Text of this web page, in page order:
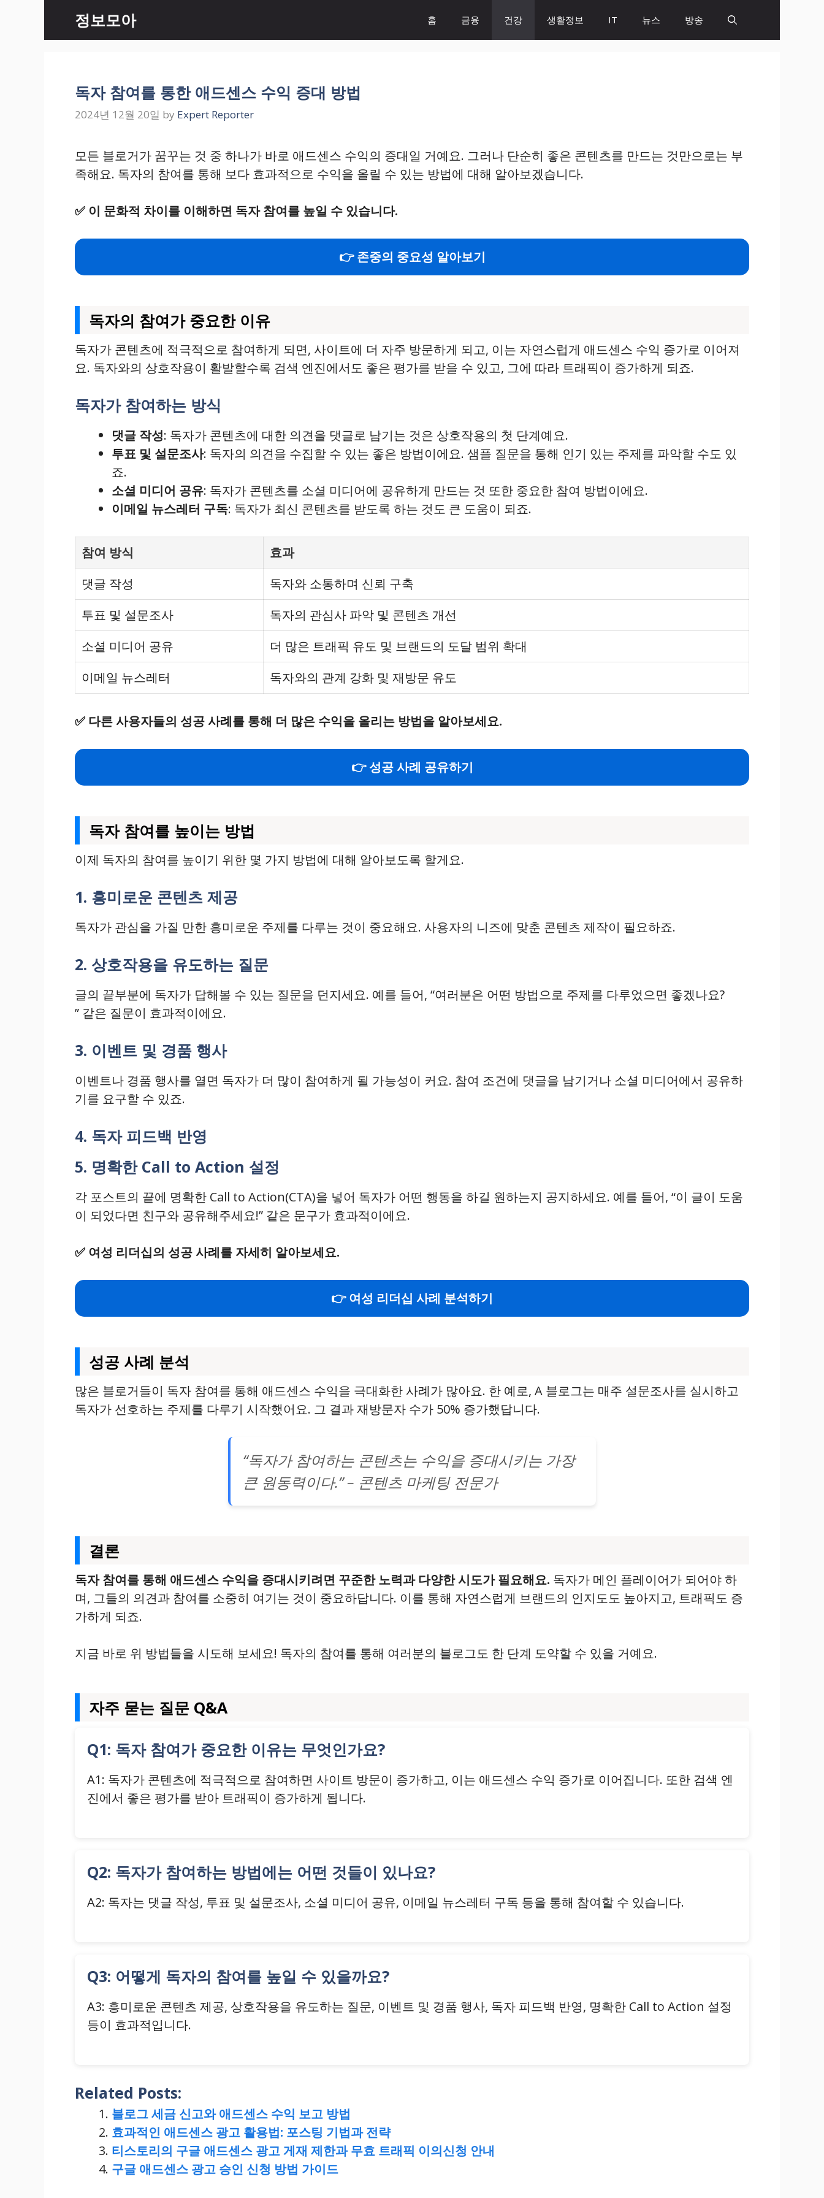
content
정보모아 홈 금융 건강 생활정보 IT 뉴스 방송
독자 참여를 통한 애드센스 수익 증대 방법
2024년 12월 20일 by Expert Reporter
모든 블로거가 꿈꾸는 것 중 하나가 바로 애드센스 수익의 증대일 거예요. 그러나 단순히 좋은 콘텐츠를 만드는 것만으로는 부
족해요. 독자의 참여를 통해 보다 효과적으로 수익을 올릴 수 있는 방법에 대해 알아보겠습니다.
✅ 이 문화적 차이를 이해하면 독자 참여를 높일 수 있습니다.
👉 존중의 중요성 알아보기
독자의 참여가 중요한 이유
독자가 콘텐츠에 적극적으로 참여하게 되면, 사이트에 더 자주 방문하게 되고, 이는 자연스럽게 애드센스 수익 증가로 이어져
요. 독자와의 상호작용이 활발할수록 검색 엔진에서도 좋은 평가를 받을 수 있고, 그에 따라 트래픽이 증가하게 되죠.
독자가 참여하는 방식
댓글 작성: 독자가 콘텐츠에 대한 의견을 댓글로 남기는 것은 상호작용의 첫 단계예요.
투표 및 설문조사: 독자의 의견을 수집할 수 있는 좋은 방법이에요. 샘플 질문을 통해 인기 있는 주제를 파악할 수도 있
죠.
소셜 미디어 공유: 독자가 콘텐츠를 소셜 미디어에 공유하게 만드는 것 또한 중요한 참여 방법이에요.
이메일 뉴스레터 구독: 독자가 최신 콘텐츠를 받도록 하는 것도 큰 도움이 되죠.
참여 방식
효과
댓글 작성
독자와 소통하며 신뢰 구축
투표 및 설문조사
독자의 관심사 파악 및 콘텐츠 개선
소셜 미디어 공유
더 많은 트래픽 유도 및 브랜드의 도달 범위 확대
이메일 뉴스레터
독자와의 관계 강화 및 재방문 유도
✅ 다른 사용자들의 성공 사례를 통해 더 많은 수익을 올리는 방법을 알아보세요.
👉 성공 사례 공유하기
독자 참여를 높이는 방법
이제 독자의 참여를 높이기 위한 몇 가지 방법에 대해 알아보도록 할게요.
1. 흥미로운 콘텐츠 제공
독자가 관심을 가질 만한 흥미로운 주제를 다루는 것이 중요해요. 사용자의 니즈에 맞춘 콘텐츠 제작이 필요하죠.
2. 상호작용을 유도하는 질문
글의 끝부분에 독자가 답해볼 수 있는 질문을 던지세요. 예를 들어, “여러분은 어떤 방법으로 주제를 다루었으면 좋겠나요?
” 같은 질문이 효과적이에요.
3. 이벤트 및 경품 행사
이벤트나 경품 행사를 열면 독자가 더 많이 참여하게 될 가능성이 커요. 참여 조건에 댓글을 남기거나 소셜 미디어에서 공유하
기를 요구할 수 있죠.
4. 독자 피드백 반영
5. 명확한 Call to Action 설정
각 포스트의 끝에 명확한 Call to Action(CTA)을 넣어 독자가 어떤 행동을 하길 원하는지 공지하세요. 예를 들어, “이 글이 도움
이 되었다면 친구와 공유해주세요!” 같은 문구가 효과적이에요.
✅ 여성 리더십의 성공 사례를 자세히 알아보세요.
👉 여성 리더십 사례 분석하기
성공 사례 분석
많은 블로거들이 독자 참여를 통해 애드센스 수익을 극대화한 사례가 많아요. 한 예로, A 블로그는 매주 설문조사를 실시하고
독자가 선호하는 주제를 다루기 시작했어요. 그 결과 재방문자 수가 50% 증가했답니다.
“독자가 참여하는 콘텐츠는 수익을 증대시키는 가장
큰 원동력이다.” – 콘텐츠 마케팅 전문가
결론
독자 참여를 통해 애드센스 수익을 증대시키려면 꾸준한 노력과 다양한 시도가 필요해요. 독자가 메인 플레이어가 되어야 하
며, 그들의 의견과 참여를 소중히 여기는 것이 중요하답니다. 이를 통해 자연스럽게 브랜드의 인지도도 높아지고, 트래픽도 증
가하게 되죠.
지금 바로 위 방법들을 시도해 보세요! 독자의 참여를 통해 여러분의 블로그도 한 단계 도약할 수 있을 거예요.
자주 묻는 질문 Q&A
Q1: 독자 참여가 중요한 이유는 무엇인가요?
A1: 독자가 콘텐츠에 적극적으로 참여하면 사이트 방문이 증가하고, 이는 애드센스 수익 증가로 이어집니다. 또한 검색 엔
진에서 좋은 평가를 받아 트래픽이 증가하게 됩니다.
Q2: 독자가 참여하는 방법에는 어떤 것들이 있나요?
A2: 독자는 댓글 작성, 투표 및 설문조사, 소셜 미디어 공유, 이메일 뉴스레터 구독 등을 통해 참여할 수 있습니다.
Q3: 어떻게 독자의 참여를 높일 수 있을까요?
A3: 흥미로운 콘텐츠 제공, 상호작용을 유도하는 질문, 이벤트 및 경품 행사, 독자 피드백 반영, 명확한 Call to Action 설정
등이 효과적입니다.
Related Posts:
블로그 세금 신고와 애드센스 수익 보고 방법
효과적인 애드센스 광고 활용법: 포스팅 기법과 전략
티스토리의 구글 애드센스 광고 게재 제한과 무효 트래픽 이의신청 안내
구글 애드센스 광고 승인 신청 방법 가이드